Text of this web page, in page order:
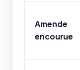
Amende
encourue